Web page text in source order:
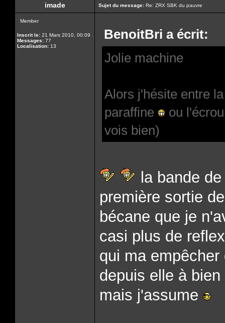
imade Sujet du message: Re: ZRX SBK du pauvre
Member
Inscrit le: 21 Mars 2010, 00:09
Messages: 77
Localisation: 13
BenoitBri a écrit:
Jolie machine
Alors j'hésite entre
paraffine
ou
vois bien)
la bande
première sortie
bécane que je
casi plus de
qui ma
depuis elle à
mais j'assume